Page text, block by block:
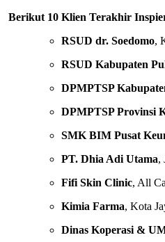
Berikut 10 Klien Terakhir
RSUD dr. Soedomo,
RSUD Kabupaten
DPMPTSP
DPMPTSP Provinsi
SMK BIM Pusat
PT. Dhia Adi Utama,
Fifi Skin Clinic, All
Kimia Farma, Kota
Dinas Koperasi &